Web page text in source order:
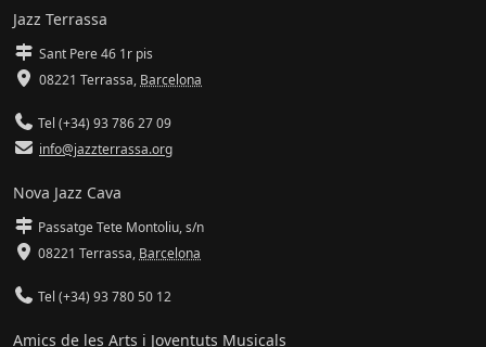
Jazz Terrassa
Sant Pere 46 1r pis
08221 Terrassa, Barcelona
Tel (+34) 93 786 27 09
info@jazzterrassa.org
Nova Jazz Cava
Passatge Tete Montoliu, s/n
08221 Terrassa, Barcelona
Tel (+34) 93 780 50 12
Amics de les Arts i Joventuts Musicals